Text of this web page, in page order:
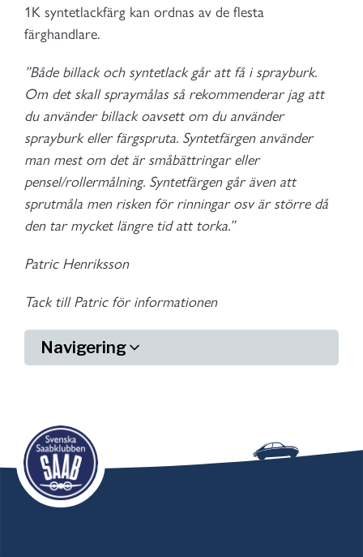
1K syntetlackfärg kan ordnas av de flesta
färghandlare.
”Både billack och syntetlack går att få i sprayburk.
Om det skall spraymålas så rekommenderar jag att
du använder billack oavsett om du använder
sprayburk eller färgspruta. Syntetfärgen använder
man mest om det är småbättringar eller
pensel/rollermålning. Syntetfärgen går även att
sprutmåla men risken för rinningar osv är större då
den tar mycket längre tid att torka.”
Patric Henriksson
Tack till Patric för informationen
Navigering
Medlem
Saab Classic Cars